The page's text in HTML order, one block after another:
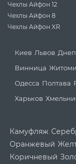
Чехлы Айфон 12
Чехлы Айфон 8
Чехлы Айфон XR
Киев Львов
Винница
Одесса Полтава
Харьков
Камуфляж
Оранжевый
Коричневый